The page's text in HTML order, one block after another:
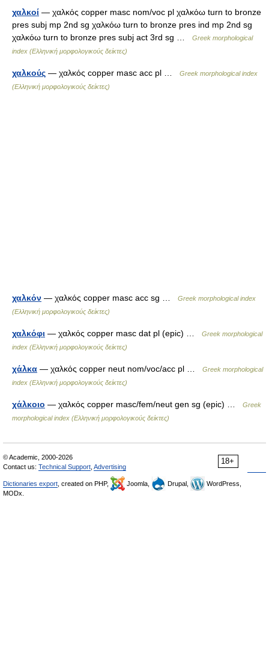
χαλκοί — χαλκός copper masc nom/voc pl χαλκόω turn to bronze
pres subj mp 2nd sg χαλκόω turn to bronze pres ind mp 2nd sg
χαλκόω turn to bronze pres subj act 3rd sg …
Greek morphological
index (Ελληνική μορφολογικούς δείκτες)
χαλκούς — χαλκός copper masc acc pl …
Greek morphological index
(Ελληνική μορφολογικούς δείκτες)
χαλκόν — χαλκός copper masc acc sg …
Greek morphological index
(Ελληνική μορφολογικούς δείκτες)
χαλκόφι — χαλκός copper masc dat pl (epic) …
Greek morphological
index (Ελληνική μορφολογικούς δείκτες)
χάλκα — χαλκός copper neut nom/voc/acc pl …
Greek morphological
index (Ελληνική μορφολογικούς δείκτες)
χάλκοιο — χαλκός copper masc/fem/neut gen sg (epic) …
Greek
morphological index (Ελληνική μορφολογικούς δείκτες)
18+
© Academic, 2000-2026
Contact us: Technical Support Advertising
Dictionaries export , created on PHP, Joomla, Drupal,
WordPress,
MODx.